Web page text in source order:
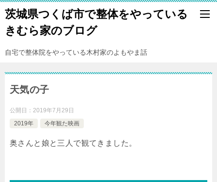
茨城県つくば市で整体をやっている
きむら家のブログ
自宅で整体院をやっている木村家のよもやま話
天気の子
公開日： 2019年7月29日
2019年
今年観た映画
奥さんと娘と三人で観てきました。